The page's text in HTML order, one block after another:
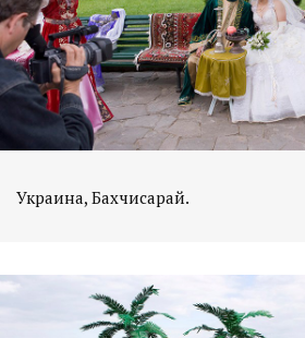
Украина, Бахчисарай.